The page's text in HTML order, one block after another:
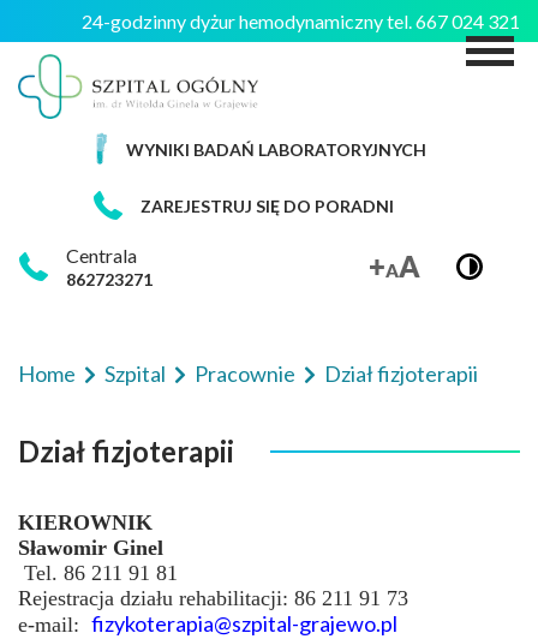
24-godzinny dyżur hemodynamiczny tel. 667 024 321
WYNIKI BADAŃ LABORATORYJNYCH
ZAREJESTRUJ SIĘ DO PORADNI
Centrala
862723271
Home Szpital Pracownie Dział fizjoterapii
Dział fizjoterapii
KIEROWNIK
Sławomir Ginel
Tel. 86 211 91 81
Rejestracja działu rehabilitacji: 86 211 91 73
e-mail: fizykoterapia@szpital-grajewo.pl